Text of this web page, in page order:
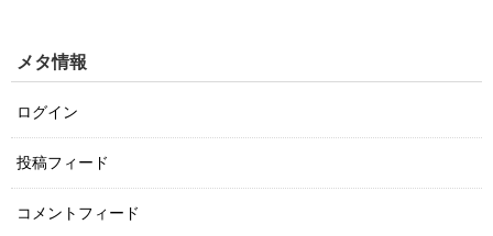
メタ情報
ログイン
投稿フィード
コメントフィード